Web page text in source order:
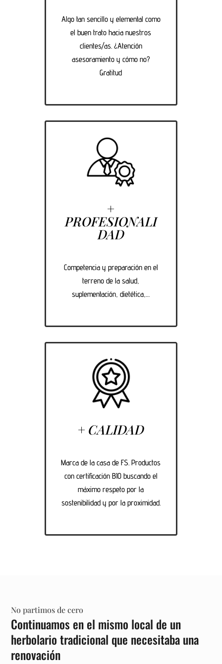
Algo tan sencillo y elemental como
el buen trato hacia nuestros
clientes/as. ¿Atención
asesoramiento y cómo no?
Gratitud
+
PROFESIONALI
DAD
Competencia y preparación en el
terreno de la salud,
suplementación, dietética,…
+ CALIDAD
Marca de la casa de FS. Productos
con certificación BIO buscando el
máximo respeto por la
sostenibilidad y por la proximidad.
No partimos de cero
Continuamos en el mismo local de un
herbolario tradicional que necesitaba una
renovación